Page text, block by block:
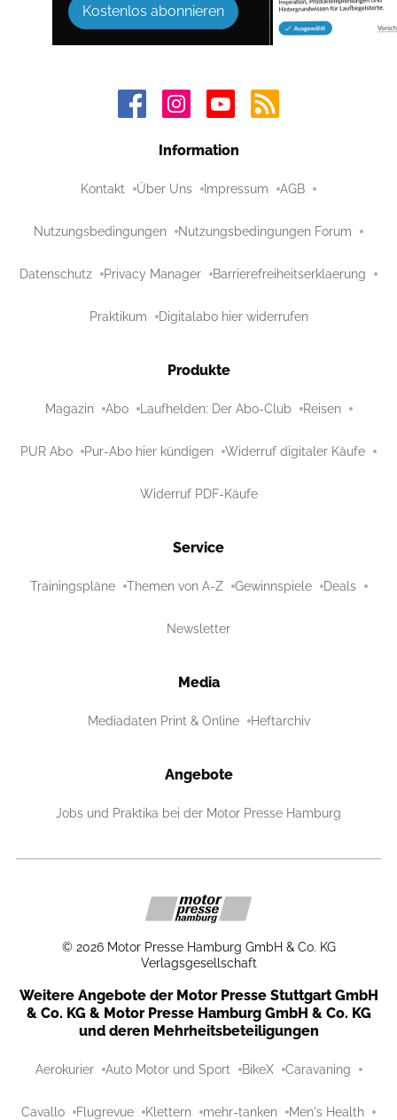
Kostenlos abonnieren
Information
Kontakt Über Uns Impressum AGB
Nutzungsbedingungen Nutzungsbedingungen Forum
Datenschutz Privacy Manager Barrierefreiheitserklaerung
Praktikum Digitalabo hier widerrufen
Produkte
Magazin Abo Laufhelden: Der Abo-Club Reisen
PUR Abo Pur-Abo hier kündigen Widerruf digitaler Käufe
Widerruf PDF-Käufe
Service
Trainingspläne Themen von A-Z Gewinnspiele Deals
Newsletter
Media
Mediadaten Print & Online Heftarchiv
Angebote
Jobs und Praktika bei der Motor Presse Hamburg
© 2026 Motor Presse Hamburg GmbH & Co. KG
Verlagsgesellschaft
Weitere Angebote der Motor Presse Stuttgart GmbH
& Co. KG & Motor Presse Hamburg GmbH & Co. KG
und deren Mehrheitsbeteiligungen
Aerokurier Auto Motor und Sport BikeX Caravaning
Cavallo Flugrevue Klettern mehr-tanken Men's Health